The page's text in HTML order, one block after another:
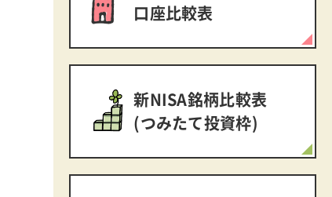
口座比較表
新NISA銘柄比較表
(つみたて投資枠)